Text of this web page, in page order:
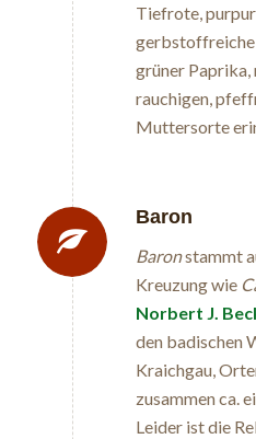
Tiefrote,
gerbstoffreiche
grüner Paprika,
rauchigen,
Muttersorte
Baron
Baronstammt
Kreuzung wie
Norbert J.
den badischen
Kraichgau,
zusammen ca.
Leider ist die